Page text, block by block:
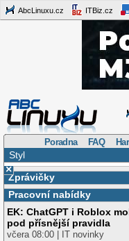
AbcLinuxu.cz ITBiz.cz
Poradna FAQ
Styl
×
Zprávičky
Pracovní nabídky
EK: ChatGPT i Roblox
pod přísnější pravidla
včera 08:00 | IT novinky